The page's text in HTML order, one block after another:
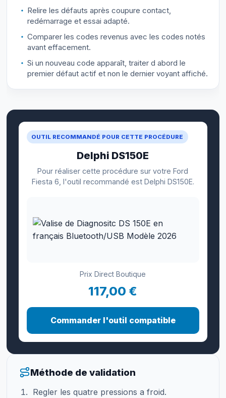
Relire les défauts après coupure contact,
redémarrage et essai adapté.
Comparer les codes revenus avec les codes notés
avant effacement.
Si un nouveau code apparaît, traiter d abord le
premier défaut actif et non le dernier voyant affiché.
OUTIL RECOMMANDÉ POUR CETTE PROCÉDURE
Delphi DS150E
Pour réaliser cette procédure sur votre Ford
Fiesta 6, l'outil recommandé est Delphi DS150E.
Prix Direct Boutique
117,00 €
Commander l'outil compatible
Méthode de validation
Regler les quatre pressions a froid.